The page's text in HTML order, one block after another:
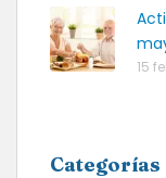
15
Categorías